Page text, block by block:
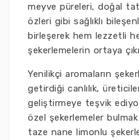
meyve püreleri, doğal
özleri gibi sağlıklı
birleşerek hem lezzetli
şekerlemelerin ortaya
Yenilikçi aromaların
getirdiği canlılık,
geliştirmeye teşvik
özel şekerlemeler
taze nane limonlu